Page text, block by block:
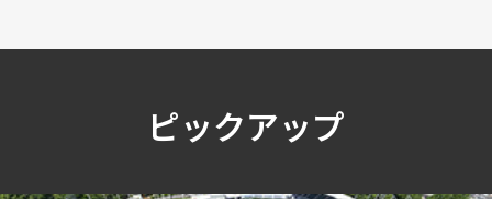
ピックアップ